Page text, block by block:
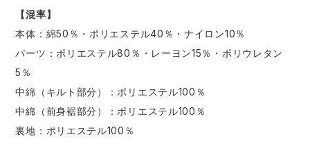
【混率】
本体：綿50％・ポリエステル40％・ナイロン10％
パーツ：ポリエステル80％・レーヨン15％・ポリウレタン
5％
中綿（キルト部分）：ポリエステル100％
中綿（前身裾部分）：ポリエステル100％
裏地：ポリエステル100％